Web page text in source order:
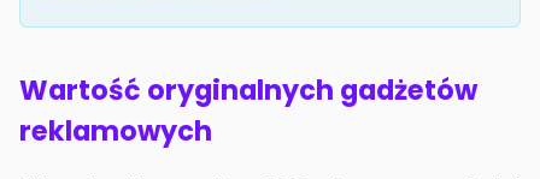
Wartość oryginalnych gadżetów
reklamowych